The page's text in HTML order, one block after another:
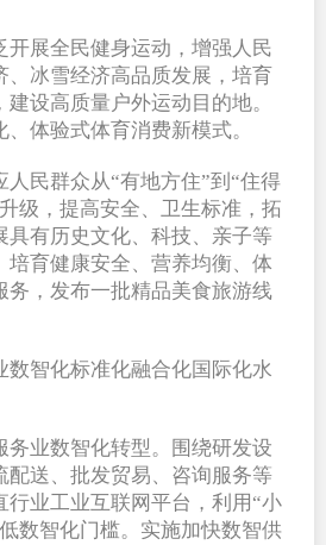
开展全民健身运动，增强人民
、冰雪经济高品质发展，培育
设高质量户外运动目的地。
体验式体育消费新模式。
人民群众从“有地方住”到“住得
级，提高安全、卫生标准，拓
具有历史文化、科技、亲子等
培育健康安全、营养均衡、体
务，发布一批精品美食旅游线
数智化标准化融合化国际化水
务业数智化转型。围绕研发设
配送、批发贸易、咨询服务等
行业工业互联网平台，利用“小
数智化门槛。实施加快数智供